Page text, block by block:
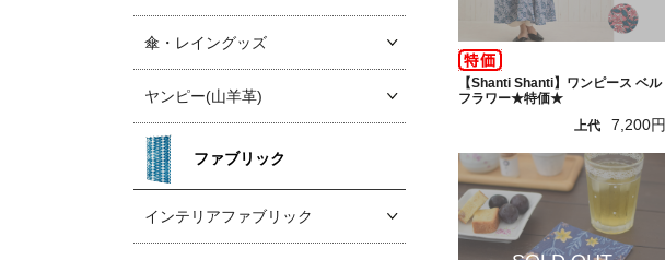
【Shanti Shanti】ワンピース ベル
フラワー★特価★
上代
7,200円
傘・レイングッズ
ヤンピー(山羊革)
ファブリック
インテリアファブリック